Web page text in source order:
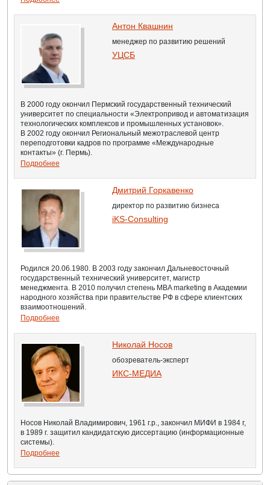
Антон Квашнин
менеджер по развитию решений
УЦСБ
В 2000 году окончил Пермский государственный технический
университет по специальности «Электропривод и автоматизация
технологических комплексов и промышленных установок».
В 2002 году окончил Региональный межотраслевой центр
переподготовки кадров по программе «Международные
контакты» (г. Пермь).
Подробнее
Дмитрий Горкавенко
директор по развитию бизнеса
iKS-Consulting
Родился 20.06.1980. В 2003 году закончил Дальневосточный
государственный технический университет, магистр
менеджмента. В 2010 получил степень MBA marketing в Академии
народного хозяйства при правительстве РФ в сфере клиентских
взаимоотношений.
Подробнее
Николай Носов
обозреватель-эксперт
ИКС-МЕДИА
Носов Николай Владимирович, 1961 г.р., закончил МИФИ в 1984 г,
в 1989 г. защитил кандидатскую диссертацию (информационные
системы).
Подробнее